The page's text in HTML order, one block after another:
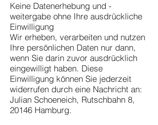
Keine Datenerhebung und -
weitergabe ohne Ihre ausdrückliche
Einwilligung
Wir erheben, verarbeiten und nutzen
Ihre persönlichen Daten nur dann,
wenn Sie darin zuvor ausdrücklich
eingewilligt haben. Diese
Einwilligung können Sie jederzeit
widerrufen durch eine Nachricht an:
Julian Schoeneich, Rutschbahn 8,
20146 Hamburg.